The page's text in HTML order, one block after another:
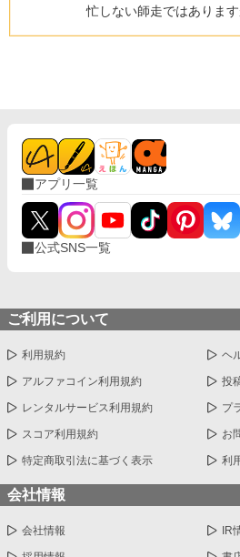
忙しない師走ではあります
アプリ一覧
公式SNS一覧
ご利用について
利用規約 ヘ
アルファコイン利用規約 投
レンタルサービス利用規約 プ
スコア利用規約 お
特定商取引法に基づく表示 利
会社情報
会社情報 IR